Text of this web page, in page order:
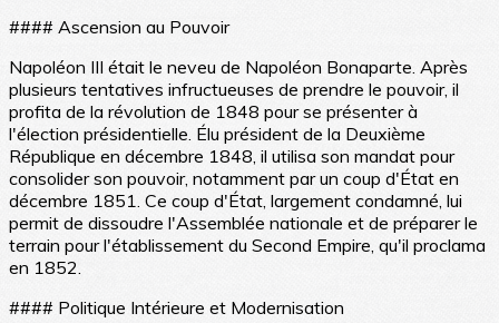
#### Ascension au Pouvoir
Napoléon III était le neveu de Napoléon Bonaparte. Après
plusieurs tentatives infructueuses de prendre le pouvoir, il
profita de la révolution de 1848 pour se présenter à
l'élection présidentielle. Élu président de la Deuxième
République en décembre 1848, il utilisa son mandat pour
consolider son pouvoir, notamment par un coup d'État en
décembre 1851. Ce coup d'État, largement condamné, lui
permit de dissoudre l'Assemblée nationale et de préparer le
terrain pour l'établissement du Second Empire, qu'il proclama
en 1852.
#### Politique Intérieure et Modernisation